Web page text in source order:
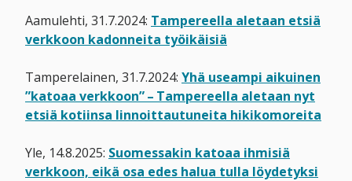
Aamulehti, 31.7.2024: Tampereella aletaan etsiä
verkkoon kadonneita työikäisiä
Tamperelainen, 31.7.2024: Yhä useampi aikuinen
”katoaa verkkoon” – Tampereella aletaan nyt
etsiä kotiinsa linnoittautuneita hikikomoreita
Yle, 14.8.2025: Suomessakin katoaa ihmisiä
verkkoon, eikä osa edes halua tulla löydetyksi